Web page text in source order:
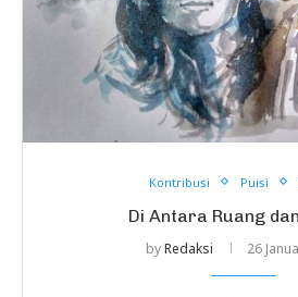
Kontribusi Puisi
Di Antara Ruang
byRedaksi 26